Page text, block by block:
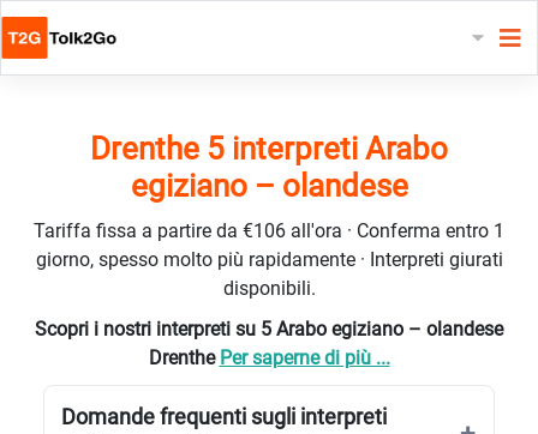
Drenthe 5 interpreti Arabo
egiziano – olandese
Tariffa fissa a partire da €106 all'ora · Conferma entro 1
giorno, spesso molto più rapidamente · Interpreti giurati
disponibili.
Scopri i nostri interpreti su 5 Arabo egiziano – olandese
Drenthe Per saperne di più ...
Domande frequenti sugli interpreti